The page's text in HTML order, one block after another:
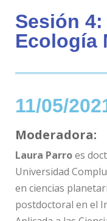
Sesión
Ecología
11/05/
Moderadora:
Laura Parroes
Universidad
en ciencias
postdoctoral en el